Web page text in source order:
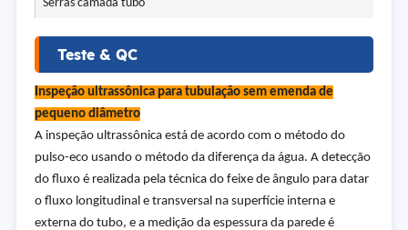
Serras camada tubo
Teste & QC
Inspeção ultrassônica para tubulação sem emenda de
pequeno diâmetro
A inspeção ultrassônica está de acordo com o método do
pulso-eco usando o método da diferença da água. A detecção
do fluxo é realizada pela técnica do feixe de ângulo para datar
o fluxo longitudinal e transversal na superfície interna e
externa do tubo, e a medição da espessura da parede é